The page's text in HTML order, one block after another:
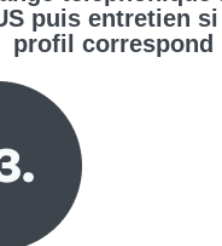
puis entretien
profil correspond